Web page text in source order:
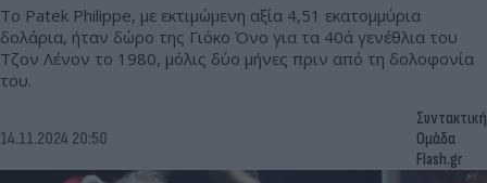
Το Patek Philippe, με εκτιμώμενη αξία 4,51 εκατομμύρια
δολάρια, ήταν δώρο της Γιόκο Όνο για τα 40ά γενέθλια του
Τζον Λένον το 1980, μόλις δύο μήνες πριν από τη δολοφονία
του.
14.11.2024 20:50
Συντακτική
Ομάδα
Flash.gr